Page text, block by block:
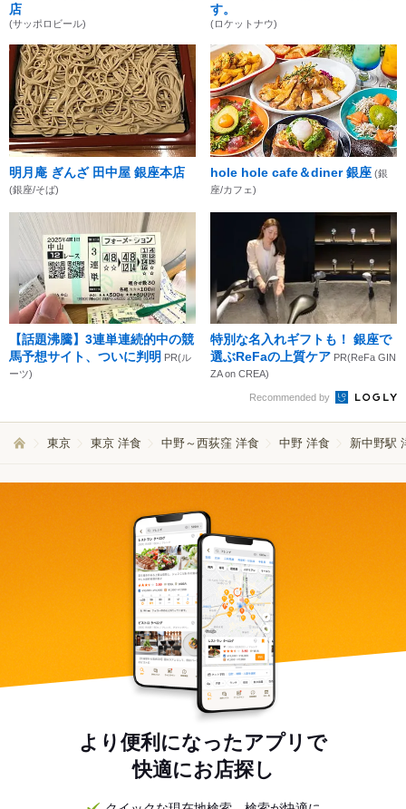
店
(サッポロビール)
す。
(ロケットナウ)
明月庵 ぎんざ 田中屋 銀座本店
(銀座/そば)
hole hole cafe＆diner 銀座 (銀
座/カフェ)
【話題沸騰】3連単連続的中の競
馬予想サイト、ついに判明 PR(ル
ーツ)
特別な名入れギフトも！ 銀座で
選ぶReFaの上質ケア PR(ReFa GIN
ZA on CREA)
Recommended by
東京 東京 洋食 中野～西荻窪 洋食 中野 洋食 新中野駅
より便利になったアプリで
快適にお店探し